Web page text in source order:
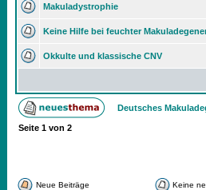
Makuladystrophie
Keine Hilfe bei feuchter
Okkulte und klassische CNV
Deutsches
Seite 1 von 2
Neue Beiträge Keine